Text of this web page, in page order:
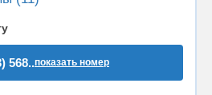
568..показать номер